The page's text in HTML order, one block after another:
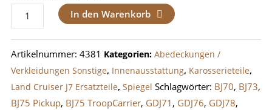
Abdeckung
Innenspiegel
LandCruiser
J7
Grau
Menge
In den Warenkorb
Artikelnummer: 4381 Kategorien: Abedeckungen /
Verkleidungen Sonstige, Innenausstattung, Karosserieteile,
Land Cruiser J7 Ersatzteile, Spiegel Schlagwörter: BJ70, BJ73,
BJ75 Pickup, BJ75 TroopCarrier, GDJ71 , GDJ76, GDJ78,